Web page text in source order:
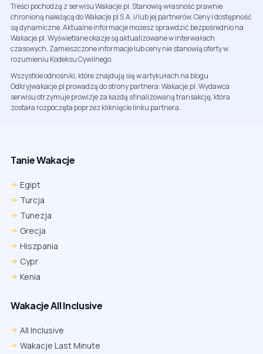
Treści pochodzą z serwisu Wakacje.pl. Stanowią własność prawnie
chronioną należącą do Wakacje.pl S.A. i/lub jej partnerów. Ceny i dostępność
są dynamiczne. Aktualne informacje możesz sprawdzić bezpośrednio na
Wakacje.pl. Wyświetlane okazje są aktualizowane w interwałach
czasowych. Zamieszczone informacje lub ceny nie stanowią oferty w
rozumieniu Kodeksu Cywilnego.
Wszystkie odnośniki, które znajdują się w artykułach na blogu
Odkryjwakacje.pl prowadzą do strony partnera: Wakacje.pl. Wydawca
serwisu otrzymuje prowizje za każdą sfinalizowaną transakcję, która
została rozpoczęta poprzez kliknięcie linku partnera.
Tanie Wakacje
Egipt
Turcja
Tunezja
Grecja
Hiszpania
Cypr
Kenia
Wakacje All Inclusive
All Inclusive
Wakacje Last Minute